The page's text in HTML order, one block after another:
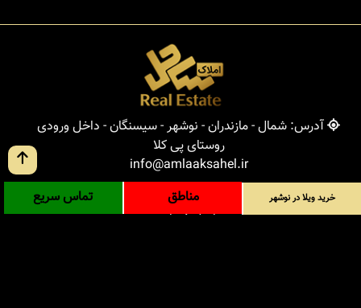
آدرس: شمال - مازندران - نوشهر - سیسنگان - داخل ورودی
روستای پی کلا
info@amlaaksahel.ir
جهت خرید ویلا در نوشهر با شماره های درج شده تماس
حاصل فرمایید
خرید ویلا در نوشهر مناطق تماس سریع